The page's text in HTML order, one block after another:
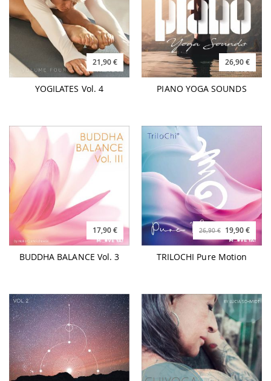
21,90 €
YOGILATES Vol. 4
26,90 €
PIANO YOGA SOUNDS
17,90 €
BUDDHA BALANCE Vol. 3
26,90 € 19,90 €
TRILOCHI Pure Motion